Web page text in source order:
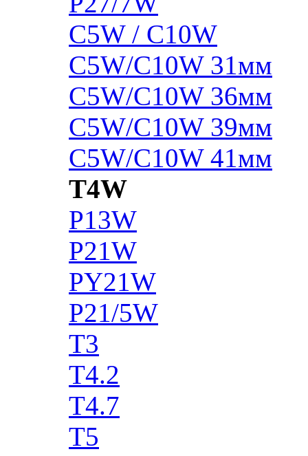
C5W / C10W
C5W/C10W 31мм
C5W/C10W 36мм
C5W/C10W 39мм
C5W/C10W 41мм
T4W
P13W
P21W
PY21W
P21/5W
T3
T4.2
T4.7
T5